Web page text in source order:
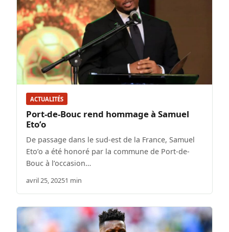
ACTUALITÉS
Port-de-Bouc rend hommage à Samuel
Eto’o
De passage dans le sud-est de la France, Samuel
Eto’o a été honoré par la commune de Port-de-
Bouc à l’occasion…
avril 25, 20251 min